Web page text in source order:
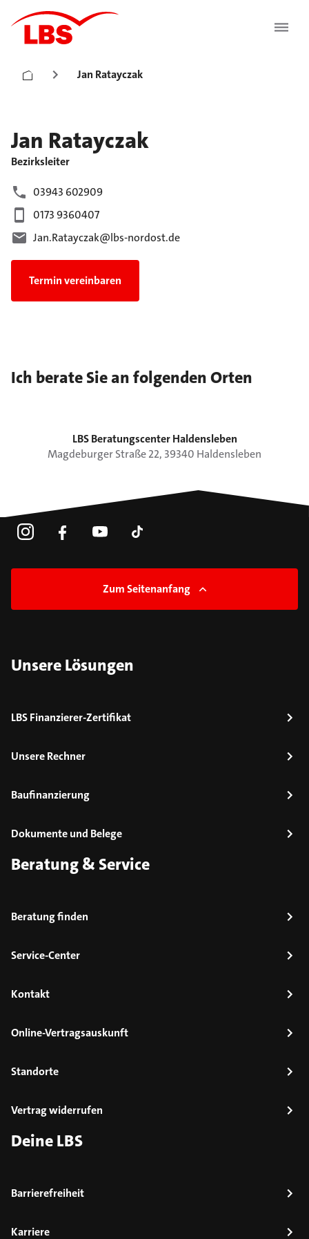
Jan Ratayczak
Jan Ratayczak
Bezirksleiter
03943 602909
0173 9360407
Jan.Ratayczak@lbs-nordost.de
Termin vereinbaren
Ich berate Sie an folgenden Orten
LBS Beratungscenter Haldensleben
Magdeburger Straße22, 39340 Haldensleben
Zum Seitenanfang
Unsere Lösungen
LBS Finanzierer-Zertifikat
Unsere Rechner
Baufinanzierung
Dokumente und Belege
Beratung & Service
Beratung finden
Service-Center
Kontakt
Online-Vertragsauskunft
Standorte
Vertrag widerrufen
Deine LBS
Barrierefreiheit
Karriere